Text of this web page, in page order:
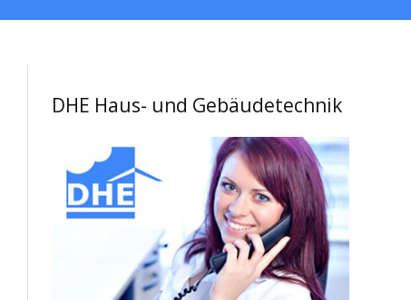
DHE Haus- und Gebäudetechnik